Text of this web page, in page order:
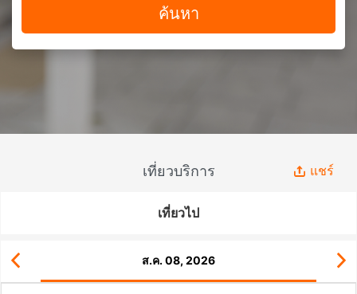
ค้นหา
เที่ยวบริการ แชร์
เที่ยวไป
ส.ค. 08, 2026